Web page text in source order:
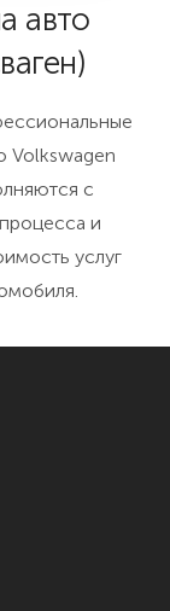
авто
Volkswagen
с
и
услуг